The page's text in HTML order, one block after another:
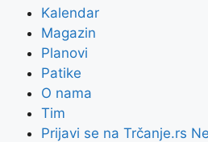
Kalendar
Magazin
Planovi
Patike
O nama
Tim
Prijavi se na Trčanje.rs